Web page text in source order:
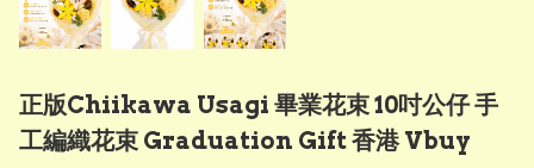
正版Chiikawa Usagi 畢業花束 10吋公仔 手
工編織花束 Graduation Gift 香港 Vbuy